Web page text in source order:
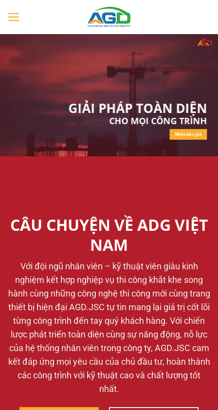
đến
nội
dung
GIẢI PHÁP TOÀN DIỆN
CHO MỌI CÔNG TRÌNH
Nhận báo giá
CÂU CHUYỆN VỀ ADG VIỆT
NAM
Với đội ngũ nhân viên – kỹ thuật viên giàu kinh
nghiệm kết hợp nghiệp vụ thi công khắt khe song
hành cùng những công nghệ thi công mới cùng trang
thiết bị hiện đại AGD.JSC tự tin mang lại giá trị cốt lõi
từng công trình đến tay quý khách hàng. Với chiến
lược phát triển toàn diện cùng sự năng động, nỗ lực
của hệ thống nhân viên trong công ty, AGD.JSC cam
kết đáp ứng mọi yêu cầu của chủ đầu tư, hoàn thành
các công trình với kỹ thuật cao và chất lượng tốt
nhất.